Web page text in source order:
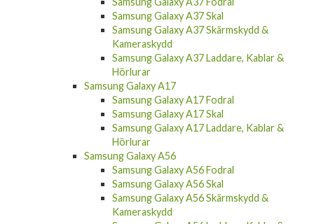
Kameraskydd
Samsung Galaxy A57 Laddare, Kablar &
Hörlurar
Samsung Galaxy A37
Samsung Galaxy A37 Fodral
Samsung Galaxy A37 Skal
Samsung Galaxy A37 Skärmskydd &
Kameraskydd
Samsung Galaxy A37 Laddare, Kablar &
Hörlurar
Samsung Galaxy A17
Samsung Galaxy A17 Fodral
Samsung Galaxy A17 Skal
Samsung Galaxy A17 Laddare, Kablar &
Hörlurar
Samsung Galaxy A56